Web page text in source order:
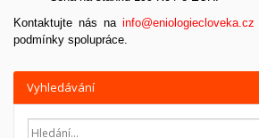
Kontaktujte nás na info@eniologiecloveka.cz
podmínky spolupráce.
Vyhledávání